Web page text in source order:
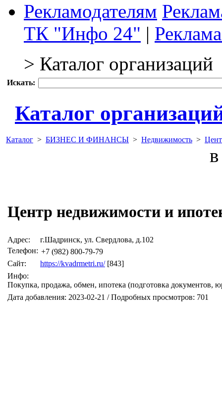
Рекламодателям
ТК "Инфо 24" |
> Каталог организаций
Искать:
Каталог
Каталог > БИЗНЕС И ФИНАНСЫ > Недвижимость >
Центр недвижимости и
Адрес:
г.Шадринск, ул. Свердлова, д.102
Телефон: +7 (982) 800-79-79
Сайт:
https://kvadrmetri.ru/[843]
Инфо:
Покупка, продажа, обмен, ипотека (подготовка документов,
Дата добавления: 2023-02-21 / Подробных просмотров: 701